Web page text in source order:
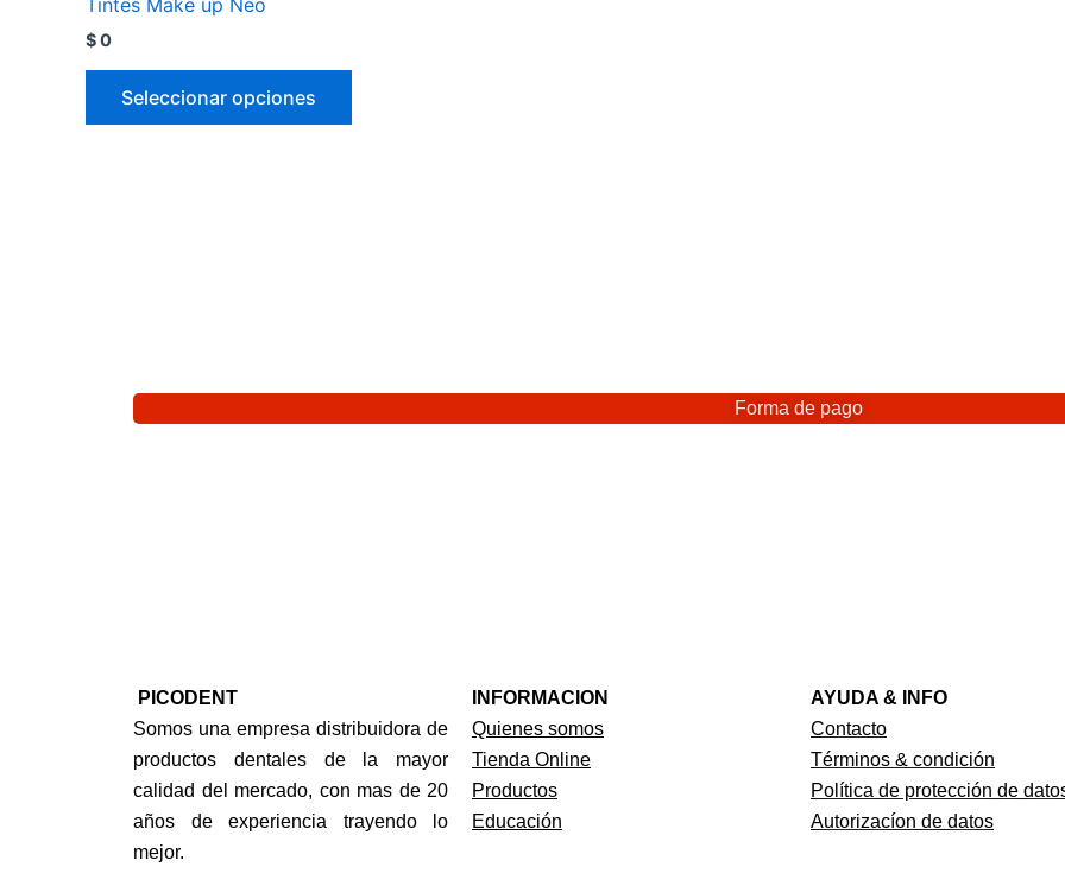
Tintes Make up Neo
$0
Seleccionar opciones
Forma de pago
PICODENT
Somos una empresa distribuidora de
productos dentales de la mayor
calidad del mercado, con mas de 20
años de experiencia trayendo lo
mejor.
INFORMACION
Quienes somos
Tienda Online
Productos
Educación
AYUDA & INFO
Contacto
Términos & condición
Política de protección de
Autorizacíon de datos